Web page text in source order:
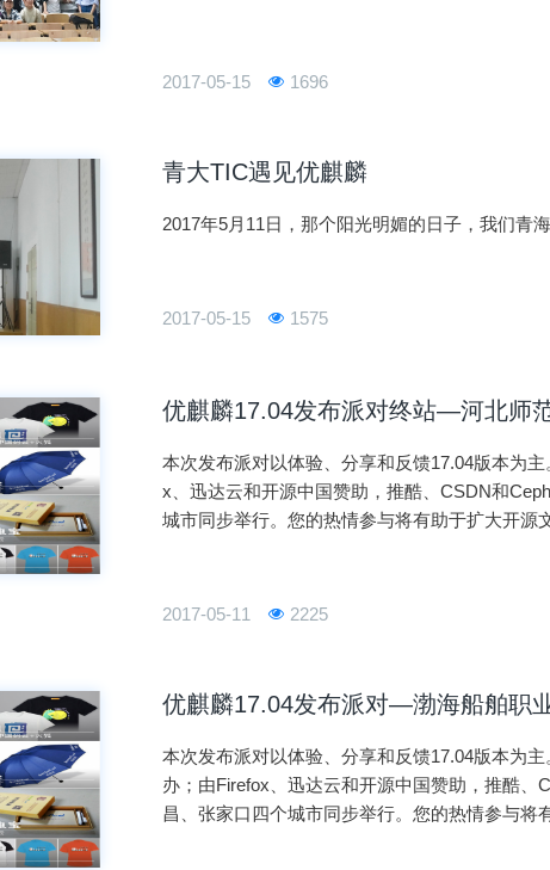
2017-05-15 1696
青大TIC遇见优麒麟
2017年5月11日，那个阳光明媚的日子，我们青
2017-05-15 1575
优麒麟17.04发布派对终站—河北师
本次发布派对以体验、分享和反馈17.04版本为
x、迅达云和开源中国赞助，推酷、CSDN和
城市同步举行。您的热情参与将有助于扩大开源
2017-05-11 2225
优麒麟17.04发布派对—渤海船舶职
本次发布派对以体验、分享和反馈17.04版本为
办；由Firefox、迅达云和开源中国赞助，推酷
昌、张家口四个城市同步举行。您的热情参与将